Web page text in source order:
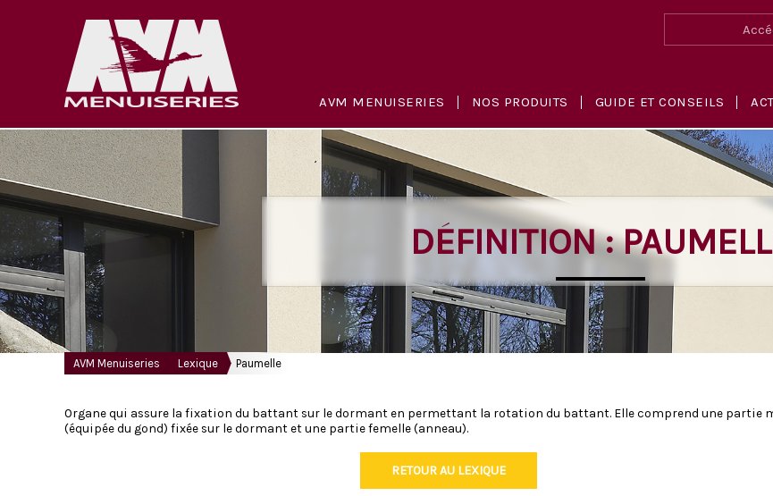
AVM MENUISERIES NOS PRODUITS GUIDE ET CONSEILS
DÉFINITION :
AVM Menuiseries Lexique Paumelle
Organe qui assure la fixation du battant sur le dormant en permettant la rotation du battant. Elle comprend une partie
(équipée du gond) fixée sur le dormant et une partie femelle (anneau).
RETOUR AU LEXIQUE